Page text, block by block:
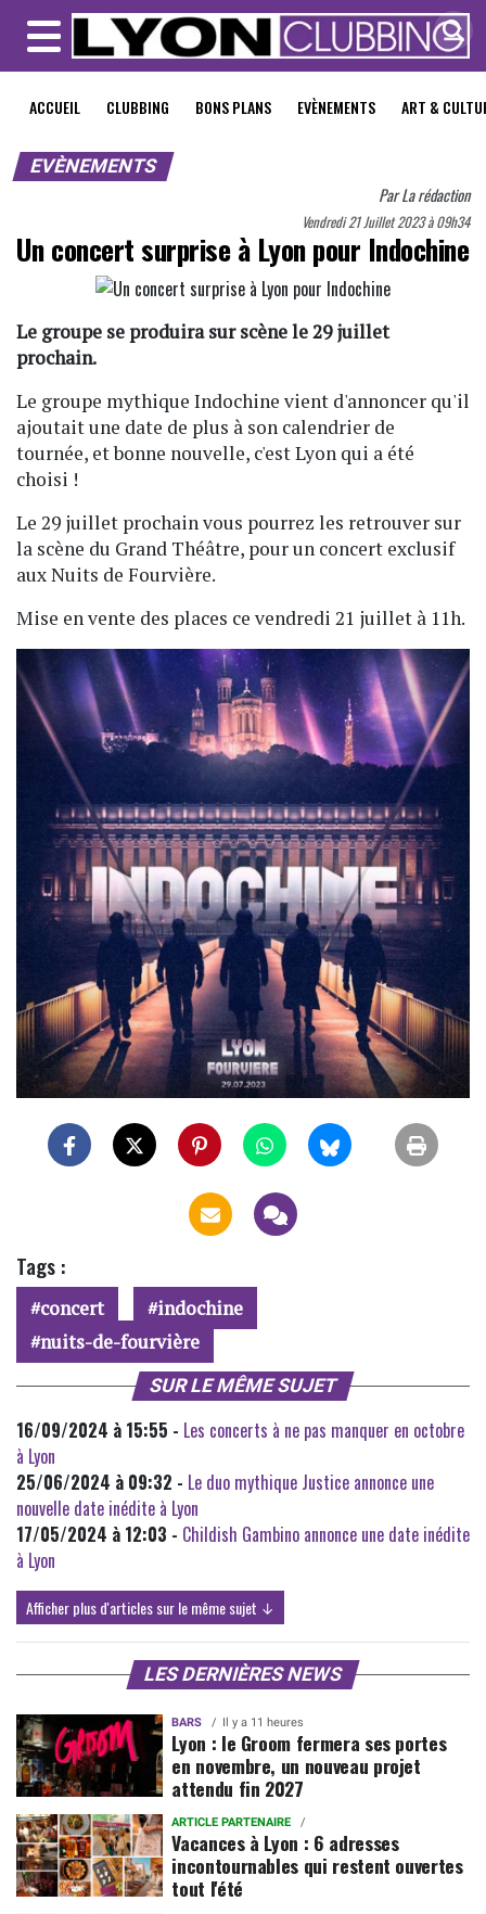
MENU
ACCUEIL CLUBBING BONS PLANS EVÈNEMENTS ART &
EVÈNEMENTS
ParLa rédaction
Vendredi 21 Juillet 2023 à 09h34
Un concert surprise à Lyon pour Indochine
Le groupe se produira sur scène le 29 juillet
prochain.
Le groupe mythique Indochine vient d'annoncer qu'il
ajoutait une date de plus à son calendrier de
tournée, et bonne nouvelle, c'est Lyon qui a été
choisi !
Le 29 juillet prochain vous pourrez les retrouver sur
la scène du Grand Théâtre, pour un concert exclusif
aux Nuits de Fourvière.
Mise en vente des places ce vendredi 21 juillet à 11h.
Tags :
concert
indochine
nuits-de-fourvière
SUR LE MÊME SUJET
16/09/2024 à 15:55 - Les concerts à ne pas manquer en octobre
à Lyon
25/06/2024 à 09:32 - Le duo mythique Justice annonce une
nouvelle date inédite à Lyon
17/05/2024 à 12:03 - Childish Gambino annonce une date inédite
à Lyon
Afficher plus d'articles sur le même sujet ↓
LES DERNIÈRES NEWS
BARS Il y a 11 heures
Lyon : le Groom fermera ses portes
en novembre, un nouveau projet
attendu fin 2027
ARTICLE PARTENAIRE
Vacances à Lyon : 6 adresses
incontournables qui restent ouvertes
tout l'été